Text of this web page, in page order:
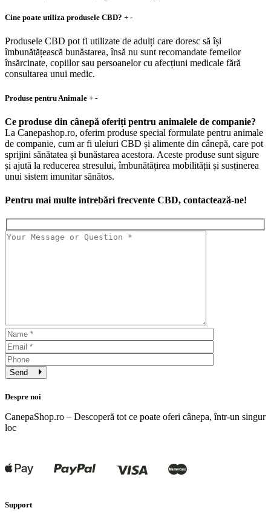
Cine poate utiliza produsele CBD? + -
Produsele CBD pot fi utilizate de adulți care doresc să își
îmbunătățească bunăstarea, însă nu sunt recomandate femeilor
însărcinate, copiilor sau persoanelor cu afecțiuni medicale fără
consultarea unui medic.
Produse pentru Animale + -
Ce produse din cânepă oferiți pentru animalele de companie?
La Canepashop.ro, oferim produse special formulate pentru animale
de companie, cum ar fi uleiuri CBD și alimente din cânepă, care pot
sprijini sănătatea și bunăstarea acestora. Aceste produse sunt sigure
și ajută la reducerea stresului, îmbunătățirea mobilității și susținerea
unui sistem imunitar sănătos.
Pentru mai multe intrebări frecvente CBD, contactează-ne!
Send
Despre noi
CanepaShop.ro – Descoperă tot ce poate oferi cânepa, într-un singur
loc
Support